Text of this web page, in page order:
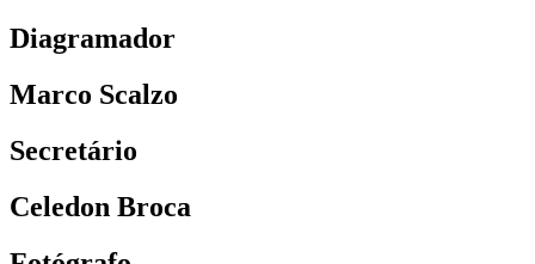
Diagramador
Marco Scalzo
Secretário
Celedon Broca